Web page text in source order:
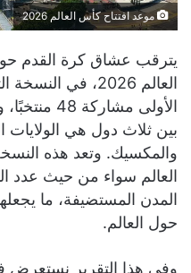
موعد افتتاح كأس العالم 2026
يترقب عشاق كرة القدم
العالم 2026، في
الأولى
بين ثلاث دول هي الولايات
والمكسيك. وتعد هذه
العالم سواء من حيث عدد
المدن المستضيفة، ما يجعلها
حول العالم.
وفي هذا التقرير نستعرض